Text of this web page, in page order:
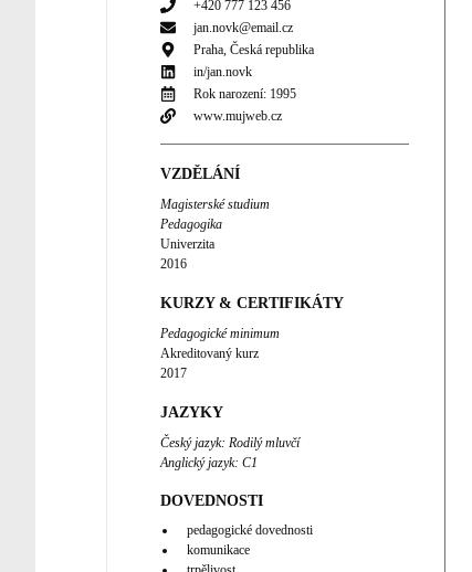
+420 777 123 456
jan.novk@email.cz
Praha, Česká republika
in/jan.novk
Rok narození: 1995
www.mujweb.cz
VZDĚLÁNÍ
Magisterské studium
Pedagogika
Univerzita
2016
KURZY & CERTIFIKÁTY
Pedagogické minimum
Akreditovaný kurz
2017
JAZYKY
Český jazyk: Rodilý mluvčí
Anglický jazyk: C1
DOVEDNOSTI
pedagogické dovednosti
komunikace